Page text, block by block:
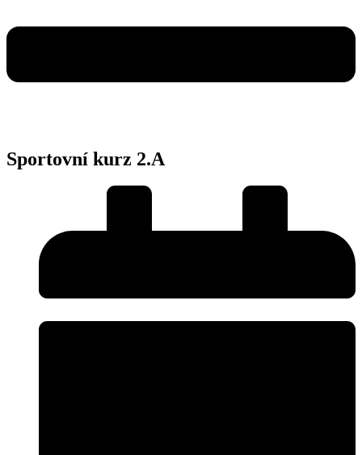
Sportovní kurz 2.A